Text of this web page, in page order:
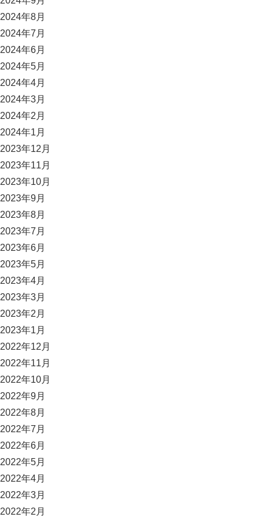
2024年8月
2024年7月
2024年6月
2024年5月
2024年4月
2024年3月
2024年2月
2024年1月
2023年12月
2023年11月
2023年10月
2023年9月
2023年8月
2023年7月
2023年6月
2023年5月
2023年4月
2023年3月
2023年2月
2023年1月
2022年12月
2022年11月
2022年10月
2022年9月
2022年8月
2022年7月
2022年6月
2022年5月
2022年4月
2022年3月
2022年2月